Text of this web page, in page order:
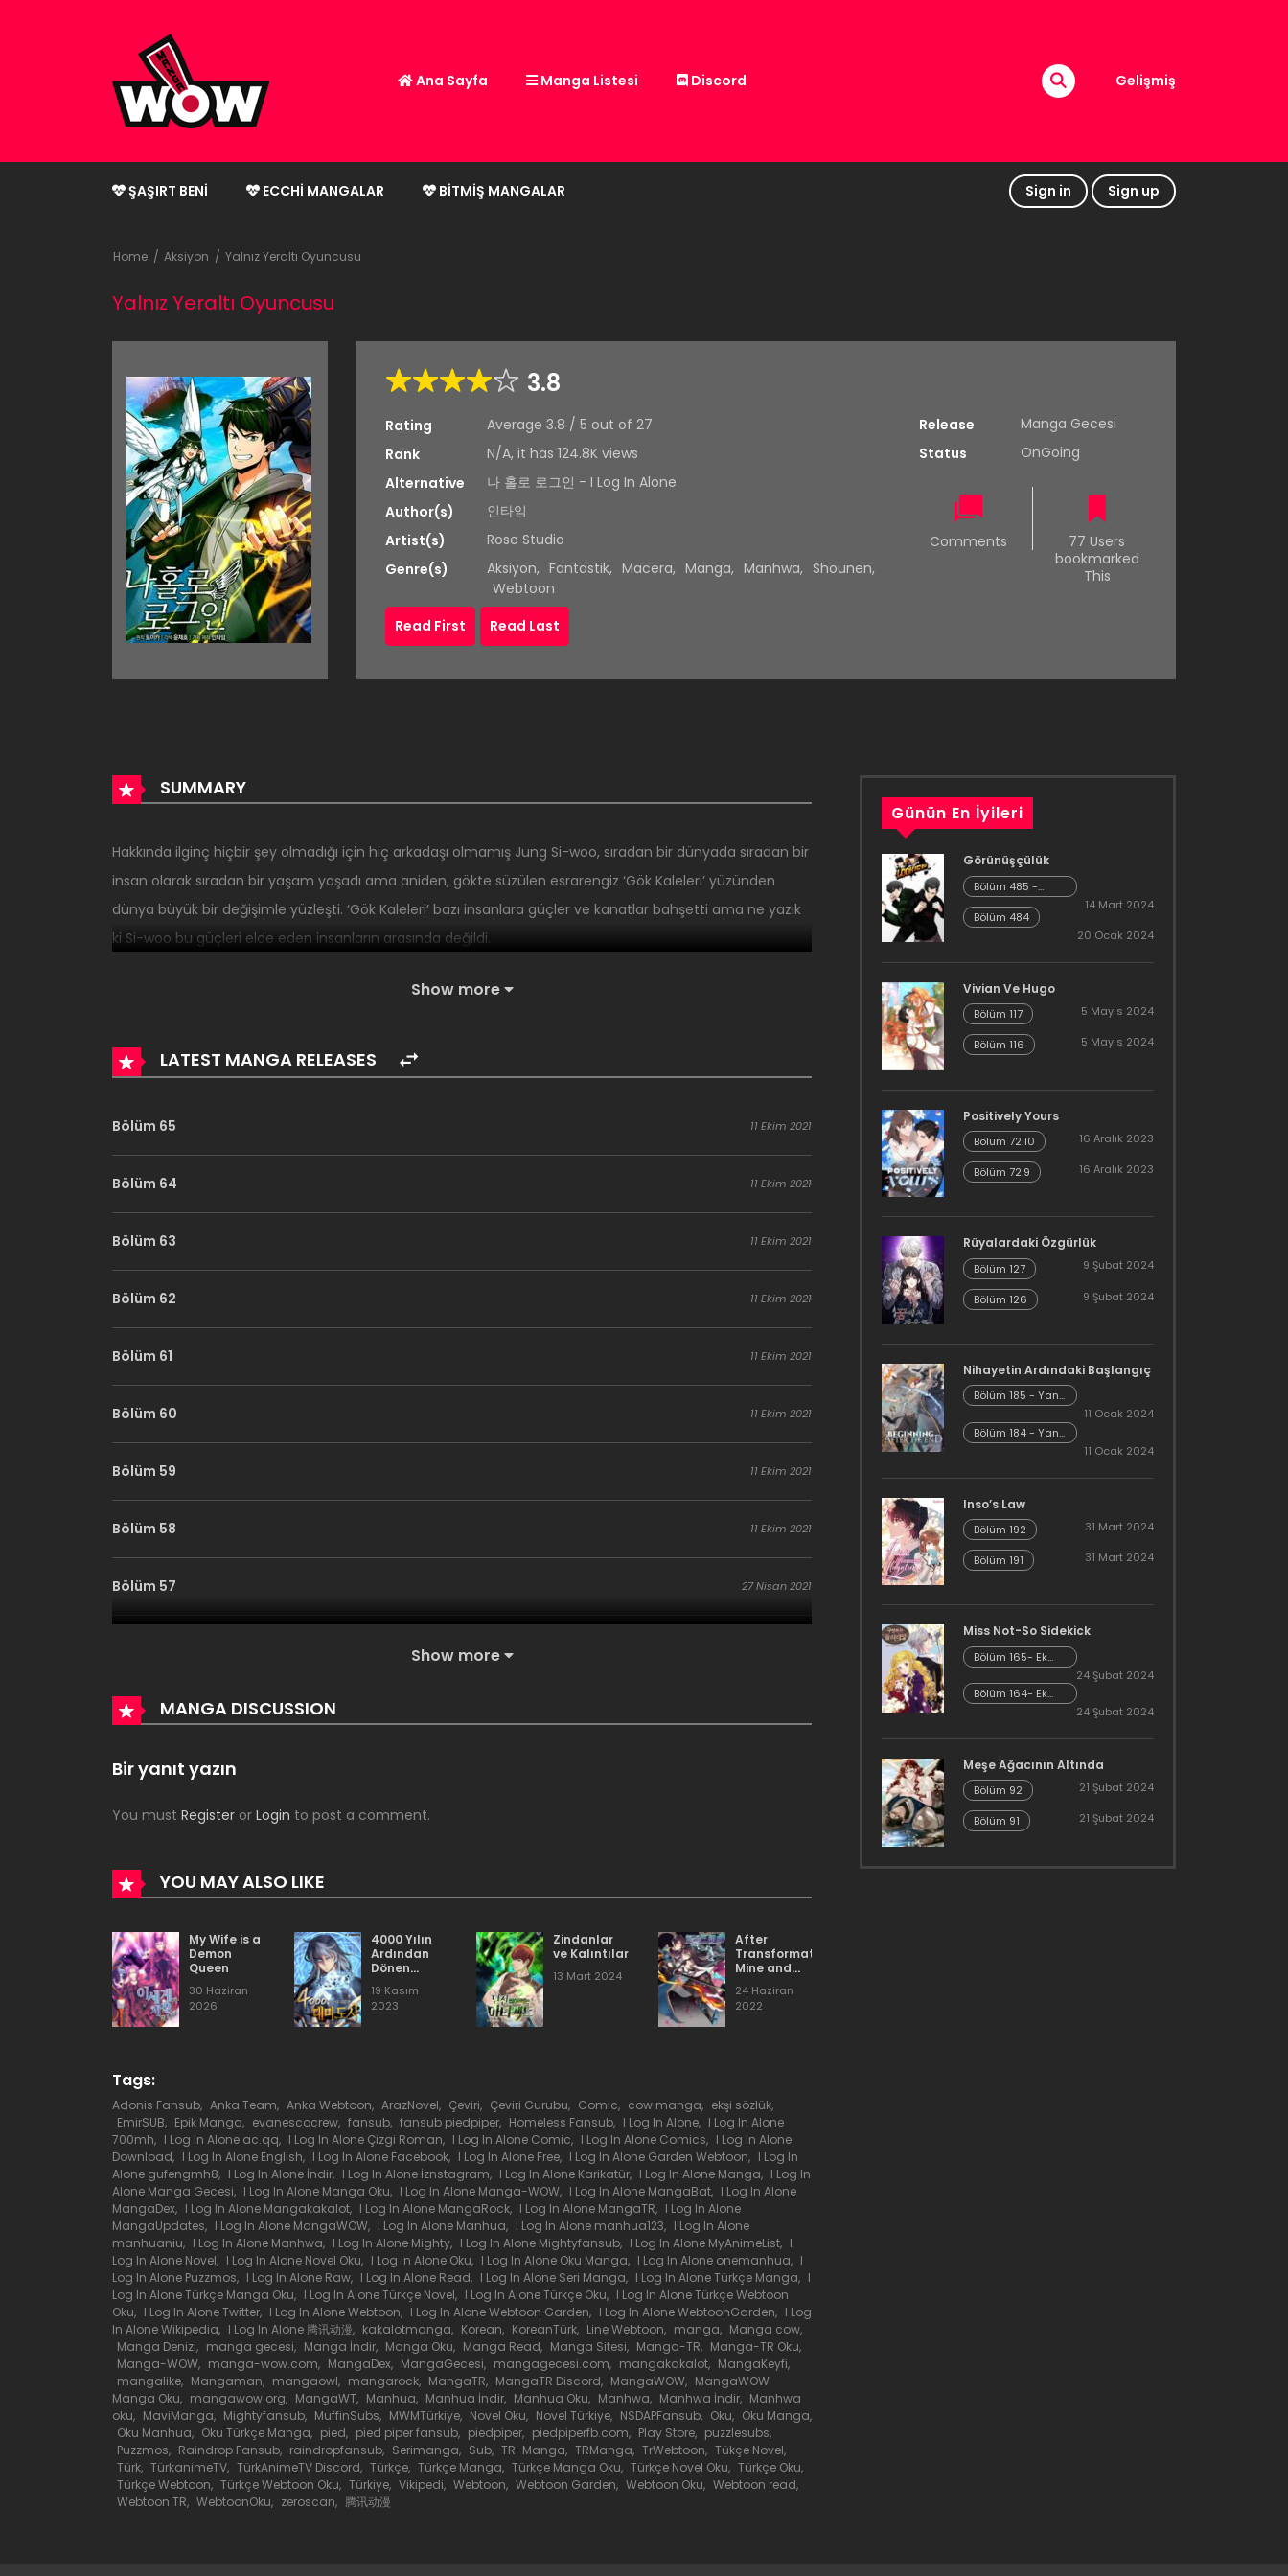
Ana Sayfa Manga Listesi Discord Gelişmiş
ŞAŞIRT BENI ECCHI MANGALAR BITMIŞ MANGALAR Sign in Sign up
Home Aksiyon Yalnız Yeraltı Oyuncusu
Yalnız Yeraltı Oyuncusu
3.8
Rating Average 3.8 / 5 out of 27
Rank
N/A, it has 124.8K views
Alternative
나 홀로 로그인 - I Log In Alone
Author(s)
인타임
Artist(s)
Rose Studio
Genre(s)
Aksiyon, Fantastik, Macera, Manga, Manhwa, Shounen,
Webtoon
Release
Manga Gecesi
Status
OnGoing
Comments
77 Users
bookmarked
This
Read First Read Last
SUMMARY
Hakkında ilginç hiçbir şey olmadığı için hiç arkadaşı olmamış Jung Si-woo, sıradan bir dünyada sıradan bir
insan olarak sıradan bir yaşam yaşadı ama aniden, gökte süzülen esrarengiz ‘Gök Kaleleri’ yüzünden
dünya büyük bir değişimle yüzleşti. ‘Gök Kaleleri’ bazı insanlara güçler ve kanatlar bahşetti ama ne yazık
ki Si-woo bu güçleri elde eden insanların arasında değildi.
“Gök Kaleleri insanlara özel güçler ve kanatlar bahşetmeye başlayalı 10 yıl oldu.”
Show more
LATEST MANGA RELEASES
Bölüm 65 11 Ekim 2021
Bölüm 64 11 Ekim 2021
Bölüm 63 11 Ekim 2021
Bölüm 62 11 Ekim 2021
Bölüm 61 11 Ekim 2021
Bölüm 60 11 Ekim 2021
Bölüm 59 11 Ekim 2021
Bölüm 58 11 Ekim 2021
Bölüm 57 27 Nisan 2021
Bölüm 55
Bölüm 54
Bölüm 53
Bölüm 52
Bölüm 51 13 Nisan 2021
Bölüm 50 13 Nisan 2021
Bölüm 48 6 Şubat 2021
Bölüm 47 31 Ocak 2021
Bölüm 46
Bölüm 45 31 Ocak 2021
Bölüm 44 13 Aralık 2020
Bölüm 43 13 Aralık 2020
Bölüm 42 13 Aralık 2020
Bölüm 41
Show more
MANGA DISCUSSION
Bir yanıt yazın
You must Register or Login to post a comment.
YOU MAY ALSO LIKE
My Wife is a
Demon
Queen
30 Haziran
2026
4000 Yılın
Ardından
Dönen
Büyücü
19 Kasım
2023
Zindanlar
ve Kalıntılar
13 Mart 2024
After
Transformation,
Mine and
Fantasy
24 Haziran
2022
Tags:
Adonis Fansub, Anka Team, Anka Webtoon, ArazNovel, Çeviri, Çeviri Gurubu, Comic, cow manga, ekşi sözlük,
EmirSUB, Epik Manga, evanescocrew, fansub, fansub piedpiper, Homeless Fansub, I Log In Alone, I Log In Alone
700mh, I Log In Alone ac.qq, I Log In Alone Çizgi Roman, I Log In Alone Comic, I Log In Alone Comics, I Log In Alone
Download, I Log In Alone English, I Log In Alone Facebook, I Log In Alone Free, I Log In Alone Garden Webtoon, I Log In
Alone gufengmh8, I Log In Alone İndir, I Log In Alone İznstagram, I Log In Alone Karikatür, I Log In Alone Manga, I Log In
Alone Manga Gecesi, I Log In Alone Manga Oku, I Log In Alone Manga-WOW, I Log In Alone MangaBat, I Log In Alone
MangaDex, I Log In Alone Mangakakalot, I Log In Alone MangaRock, I Log In Alone MangaTR, I Log In Alone
MangaUpdates, I Log In Alone MangaWOW, I Log In Alone Manhua, I Log In Alone manhua123, I Log In Alone
manhuaniu, I Log In Alone Manhwa, I Log In Alone Mighty, I Log In Alone Mightyfansub, I Log In Alone MyAnimeList, I
Log In Alone Novel, I Log In Alone Novel Oku, I Log In Alone Oku, I Log In Alone Oku Manga, I Log In Alone onemanhua, I
Log In Alone Puzzmos, I Log In Alone Raw, I Log In Alone Read, I Log In Alone Seri Manga, I Log In Alone Türkçe Manga, I
Log In Alone Türkçe Manga Oku, I Log In Alone Türkçe Novel, I Log In Alone Türkçe Oku, I Log In Alone Türkçe Webtoon
Oku, I Log In Alone Twitter, I Log In Alone Webtoon, I Log In Alone Webtoon Garden, I Log In Alone WebtoonGarden, I Log
In Alone Wikipedia, I Log In Alone 腾讯动漫, kakalotmanga, Korean, KoreanTürk, Line Webtoon, manga, Manga cow,
Manga Denizi, manga gecesi, Manga İndir, Manga Oku, Manga Read, Manga Sitesi, Manga-TR, Manga-TR Oku,
Manga-WOW, manga-wow.com, MangaDex, MangaGecesi, mangagecesi.com, mangakakalot, MangaKeyfi,
mangalike, Mangaman, mangaowl, mangarock, MangaTR, MangaTR Discord, MangaWOW, MangaWOW
Manga Oku, mangawow.org, MangaWT, Manhua, Manhua İndir, Manhua Oku, Manhwa, Manhwa İndir, Manhwa
oku, MaviManga, Mightyfansub, MuffinSubs, MWMTürkiye, Novel Oku, Novel Türkiye, NSDAPFansub, Oku, Oku Manga,
Oku Manhua, Oku Türkçe Manga, pied, pied piper fansub, piedpiper, piedpiperfb.com, Play Store, puzzlesubs,
Puzzmos, Raindrop Fansub, raindropfansub, Serimanga, Sub, TR-Manga, TRManga, TrWebtoon, Tükçe Novel,
Türk, TürkanimeTV, TürkAnimeTV Discord, Türkçe, Türkçe Manga, Türkçe Manga Oku, Türkçe Novel Oku, Türkçe Oku,
Türkçe Webtoon, Türkçe Webtoon Oku, Türkiye, Vikipedi, Webtoon, Webtoon Garden, Webtoon Oku, Webtoon read,
Webtoon TR, WebtoonOku, zeroscan, 腾讯动漫
Günün En İyileri
Görünüşçülük
Bölüm 485 -
Cheonliang [04]
14 Mart 2024
Bölüm 484
20 Ocak 2024
Vivian Ve Hugo
Bölüm 117 5 Mayıs 2024
Bölüm 116 5 Mayıs 2024
Positively Yours
Bölüm 72.10 16 Aralık 2023
Bölüm 72.9 16 Aralık 2023
Rüyalardaki Özgürlük
Bölüm 127 9 Şubat 2024
Bölüm 126 9 Şubat 2024
Nihayetin Ardındaki Başlangıç
Bölüm 185 - Yan
Hikaye Kısım 7
11 Ocak 2024
Bölüm 184 - Yan
Hikaye Kısım 6
11 Ocak 2024
Inso’s Law
Bölüm 192 31 Mart 2024
Bölüm 191 31 Mart 2024
Miss Not-So Sidekick
Bölüm 165- Ek
Bölüm 26
24 Şubat 2024
Bölüm 164- Ek
Bölüm 25
24 Şubat 2024
Meşe Ağacının Altında
Bölüm 92 21 Şubat 2024
Bölüm 91 21 Şubat 2024